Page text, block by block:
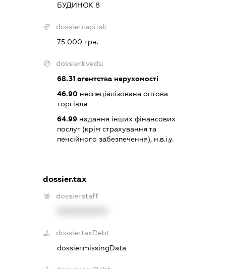
БУДИНОК 8
dossier.capital:
75 000 грн.
dossier.kveds:
68.31 агентства нерухомості
46.90 неспеціалізована оптова
торгівля
64.99 надання інших фінансових
послуг (крім страхування та
пенсійного забезпечення), н.в.і.у.
dossier.tax
dossier.staff
dossier.taxDebt
dossier.missingData